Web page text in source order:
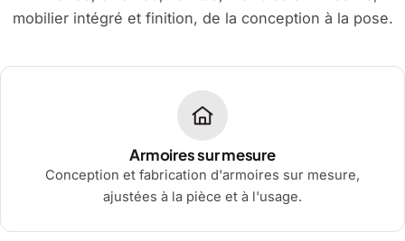
mobilier intégré et finition, de la conception à la pose.
Armoires sur mesure
Conception et fabrication d'armoires sur mesure,
ajustées à la pièce et à l'usage.